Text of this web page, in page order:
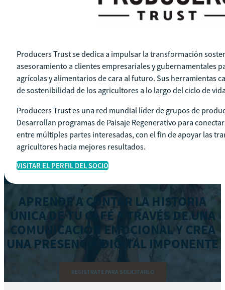
Producers Trust se dedica a impulsar la transformación
asesoramiento a clientes empresariales y gubernamentales
agrícolas y alimentarios de cara al futuro. Sus herramientas
de sostenibilidad de los agricultores a lo largo del ciclo de
Producers Trust es una red mundial líder de grupos de
Desarrollan programas de Paisaje Regenerativo para
entre múltiples partes interesadas, con el fin de apoyar las
agricultores hacia mejores resultados.
VISITAR EL PERFIL DEL SOCIO
APRENDE A CONTAR LA HISTORIA
ÚNICA DE TU CAFÉ A TRAVÉS DE UNA
COMUNICACIÓN EMOCIONAL Y CREA
UNA PRESENCIA DIGITAL IMPONENTE
REGÍSTRATE PARA SOLICITARLO